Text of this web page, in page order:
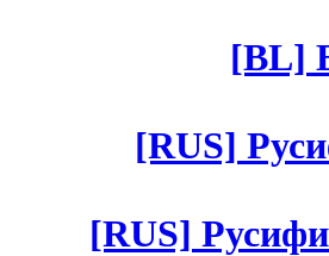
[BL]
[RUS]
[RUS]